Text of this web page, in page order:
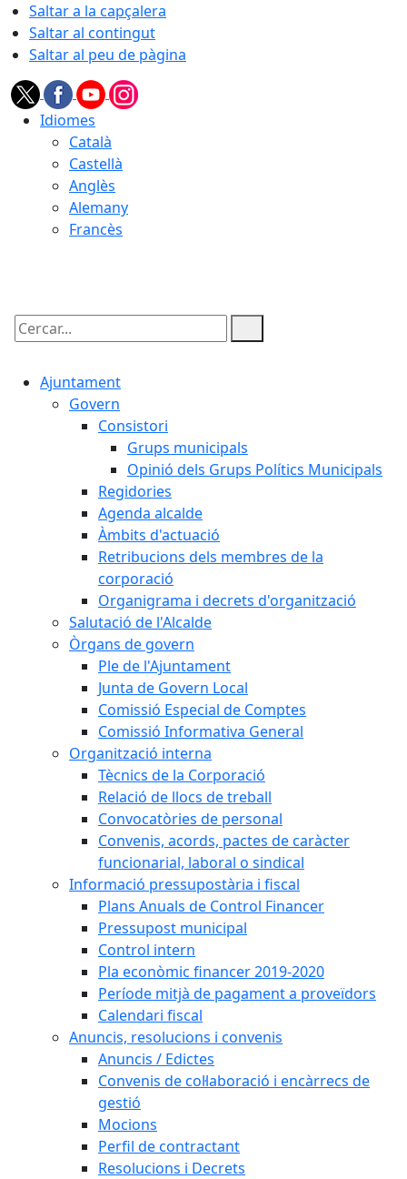
Saltar a la capçalera
Saltar al contingut
Saltar al peu de pàgina
Idiomes
Català
Castellà
Anglès
Alemany
Francès
Cercar:
Ajuntament
Govern
Consistori
Grups municipals
Opinió dels Grups Polítics Municipals
Regidories
Agenda alcalde
Àmbits d'actuació
Retribucions dels membres de la
corporació
Organigrama i decrets d'organització
Salutació de l'Alcalde
Òrgans de govern
Ple de l'Ajuntament
Junta de Govern Local
Comissió Especial de Comptes
Comissió Informativa General
Organització interna
Tècnics de la Corporació
Relació de llocs de treball
Convocatòries de personal
Convenis, acords, pactes de caràcter
funcionarial, laboral o sindical
Informació pressupostària i fiscal
Plans Anuals de Control Financer
Pressupost municipal
Control intern
Pla econòmic financer 2019-2020
Període mitjà de pagament a proveïdors
Calendari fiscal
Anuncis, resolucions i convenis
Anuncis / Edictes
Convenis de col·laboració i encàrrecs de
gestió
Mocions
Perfil de contractant
Resolucions i Decrets